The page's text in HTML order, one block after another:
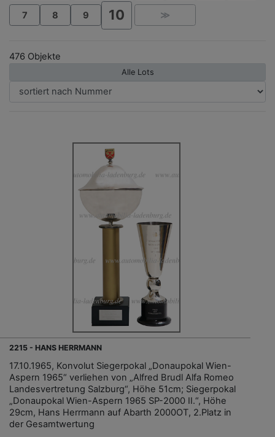
7 8 9 10 ≫
476 Objekte
Alle Lots
2215 - HANS HERRMANN
17.10.1965, Konvolut Siegerpokal „Donaupokal Wien-
Aspern 1965“ verliehen von „Alfred Brudl Alfa Romeo
Landesvertretung Salzburg“, Höhe 51cm; Siegerpokal
„Donaupokal Wien-Aspern 1965 SP-2000 II.“, Höhe
29cm, Hans Herrmann auf Abarth 2000OT, 2.Platz in
der Gesamtwertung